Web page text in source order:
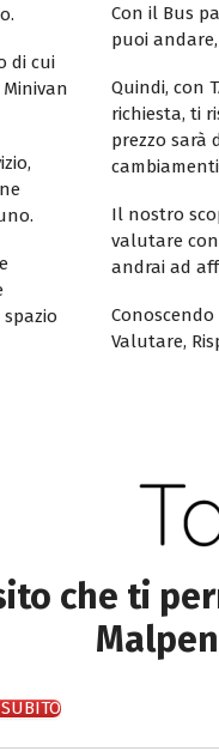
di cui
Con il Bus
puoi
Quindi, con
richiesta, ti
prezzo sarà
Il nostro
valutare
andrai ad
Valutare,
che ti